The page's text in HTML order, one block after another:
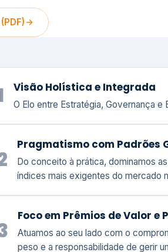
Visão Holística e Integrada
O Elo entre Estratégia, Governança e
Pragmatismo com Padrões
Do conceito à prática, dominamos
índices mais exigentes do mercado
Foco em Prêmios de Valor e
Atuamos ao seu lado com o
peso e a responsabilidade de gerir